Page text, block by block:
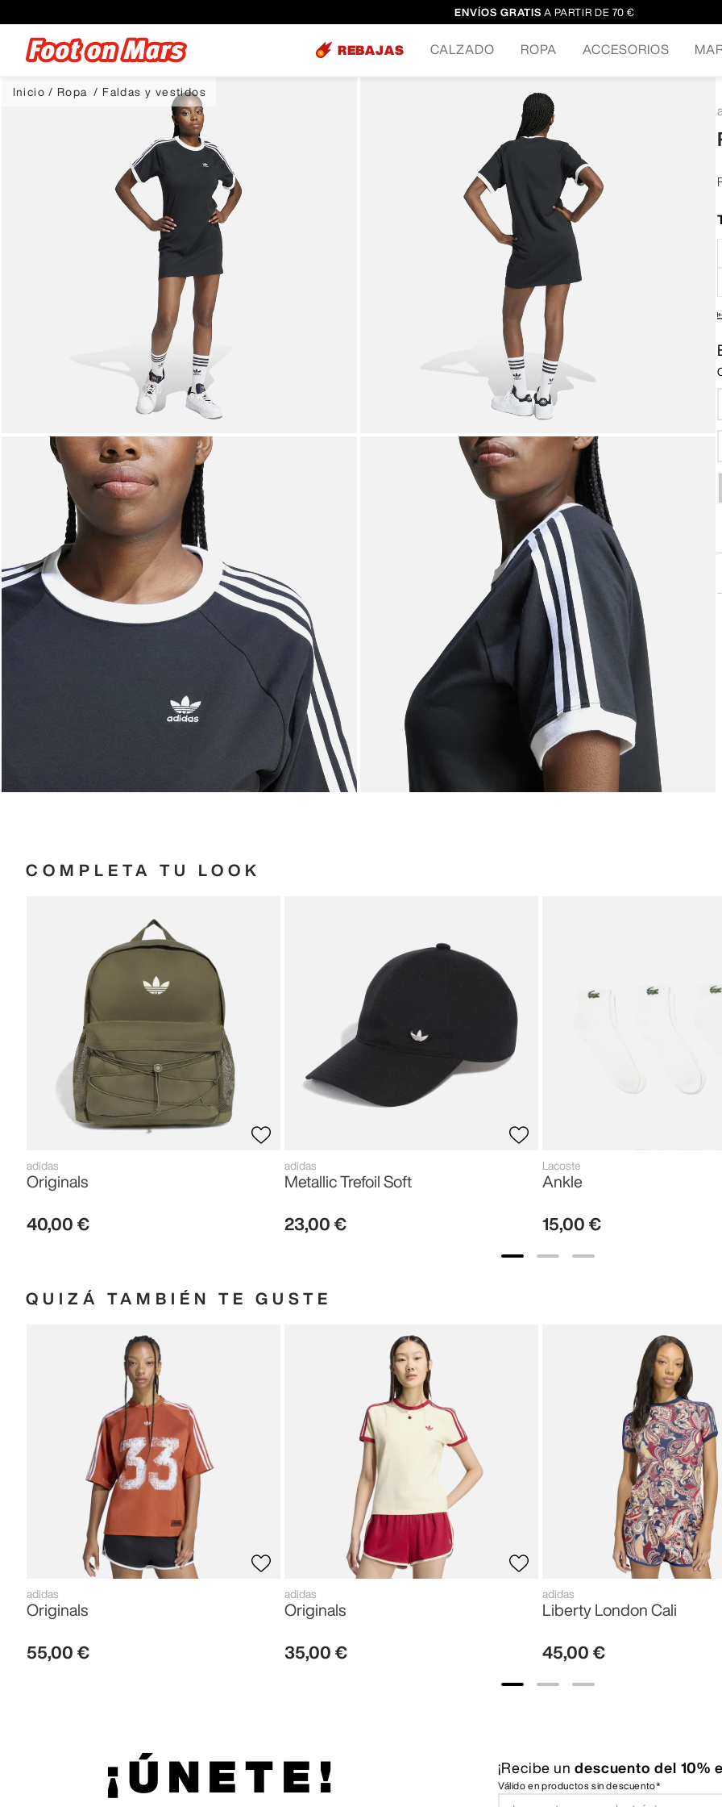
ENVÍOS GRATIS A PARTIR DE 70 €
REBAJAS CALZADO ROPA ACCESORIOS
Ropa Faldas y vestidos
COMPLETA TU LOOK
adidas
Originals
40,00 €
adidas
Metallic Trefoil Soft
23,00 €
Lacoste
Ankle
15,00 €
QUIZÁ TAMBIÉN TE GUSTE
adidas
Originals
55,00 €
adidas
Originals
35,00 €
adidas
Liberty London Cali
45,00 €
¡ÚNETE! ¡Recibe un descuento del 10%
Válido en productos sin descuento*